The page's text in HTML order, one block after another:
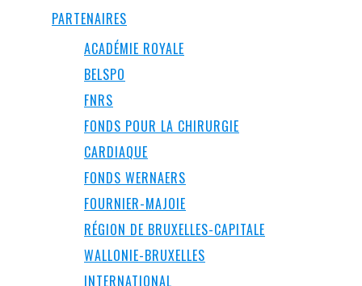
PARTENAIRES
ACADÉMIE ROYALE
BELSPO
FNRS
FONDS POUR LA CHIRURGIE
CARDIAQUE
FONDS WERNAERS
FOURNIER-MAJOIE
RÉGION DE BRUXELLES-CAPITALE
WALLONIE-BRUXELLES
INTERNATIONAL